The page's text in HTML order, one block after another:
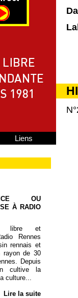
Liens
OU
À RADIO
libre et
Rennes
rennais et
rayon de 30
Depuis
cultive la
culture...
Lire la suite